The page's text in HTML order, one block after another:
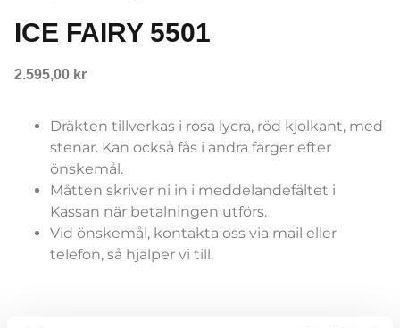
ICE FAIRY 5501
2.595,00 kr
Dräkten tillverkas i rosa lycra, röd kjolkant, med
stenar. Kan också fås i andra färger efter
önskemål.
Måtten skriver ni in i meddelandefältet i
Kassan när betalningen utförs.
Vid önskemål, kontakta oss via mail eller
telefon, så hjälper vi till.